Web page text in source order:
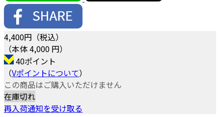
4,400円（税込）
（本体 4,000 円）
40ポイント
（Vポイントについて）
この商品はご購入いただけません
在庫切れ
再入荷通知を受け取る